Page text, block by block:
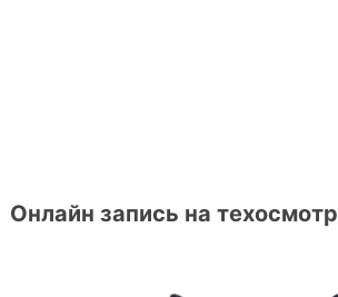
Онлайн запись на техосмотр